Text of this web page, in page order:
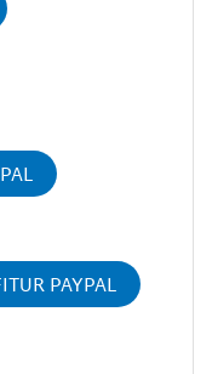
PAYPAL